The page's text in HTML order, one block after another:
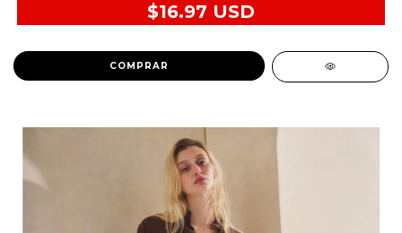
$16.97 USD
COMPRAR